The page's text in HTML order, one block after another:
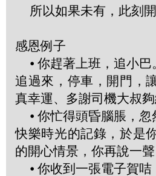
所以如果未有，此刻
感恩例子
⦁ 你趕著上班，追小巴
追過來，停車，開門，
真幸運、多謝司機大叔夠
⦁ 你忙得頭昏腦脹，忽
快樂時光的記錄，於是
的開心情景，你再說一聲
⦁ 你收到一張電子賀咭